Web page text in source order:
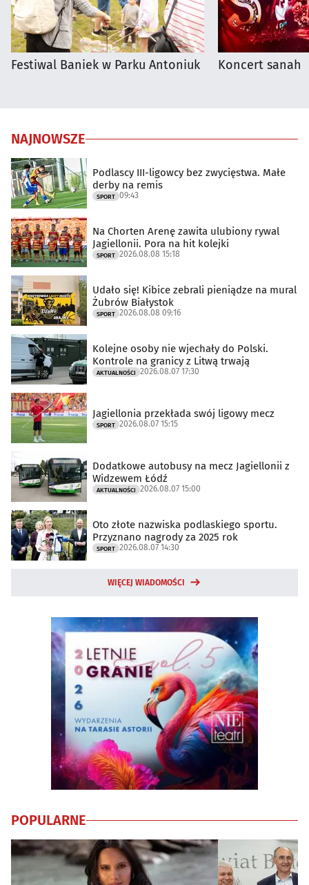
Festiwal Baniek w Parku Antoniuk Koncert sanah
NAJNOWSZE
Podlascy III-ligowcy bez zwycięstwa. Małe
derby na remis
SPORT 09:43
Na Chorten Arenę zawita ulubiony rywal
Jagiellonii. Pora na hit kolejki
SPORT 2026.08.08 15:18
Udało się! Kibice zebrali pieniądze na mural
Żubrów Białystok
SPORT 2026.08.08 09:16
Kolejne osoby nie wjechały do Polski.
Kontrole na granicy z Litwą trwają
AKTUALNOŚCI 2026.08.07 17:30
Jagiellonia przekłada swój ligowy mecz
SPORT 2026.08.07 15:15
Dodatkowe autobusy na mecz Jagiellonii z
Widzewem Łódź
AKTUALNOŚCI 2026.08.07 15:00
Oto złote nazwiska podlaskiego sportu.
Przyznano nagrody za 2025 rok
SPORT 2026.08.07 14:30
WIĘCEJ WIADOMOŚCI
POPULARNE